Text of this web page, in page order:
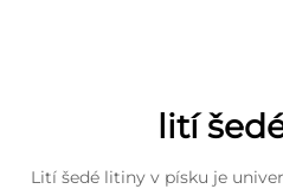
lití
Lití šedé litiny v písku je